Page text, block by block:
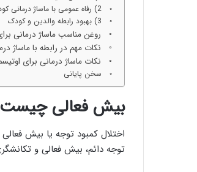
2) رفاه عمومی با ماساژ درمانی کودکان
3) بهبود رابطه والدین و کودک
روغن‌ مناسب ماساژ درمانی
نکات مهم در رابطه با ماساژ
نکات ماساژ درمانی برای
سخن پایانی
بیش فعالی
توجه دائم، بیش فعالی و